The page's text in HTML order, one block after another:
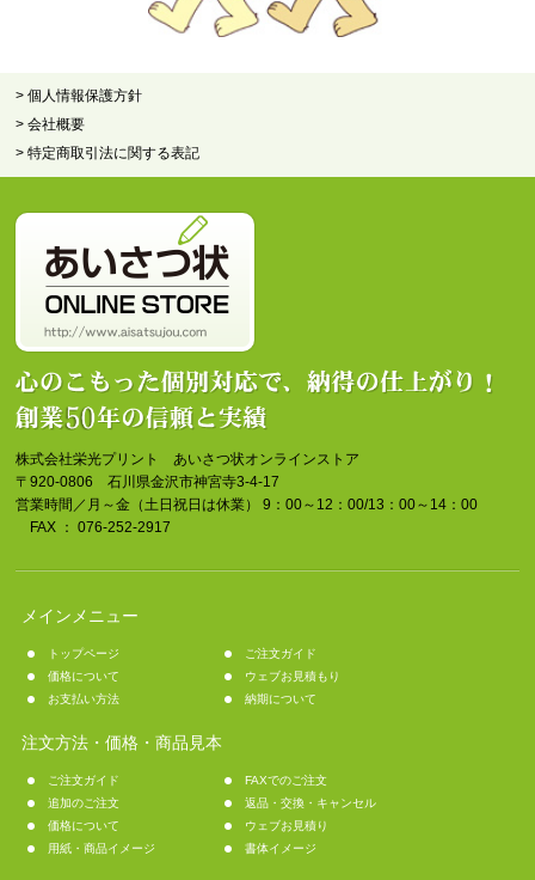
> 個人情報保護方針
> 会社概要
> 特定商取引法に関する表記
株式会社栄光プリント あいさつ状オンラインストア
〒920-0806 石川県金沢市神宮寺3-4-17
営業時間／月～金（土日祝日は休業） 9：00～12：00/13：00～14：00
FAX ： 076-252-2917
メインメニュー
トップページ
ご注文ガイド
価格について
ウェブお見積もり
お支払い方法
納期について
注文方法・価格・商品見本
ご注文ガイド
FAXでのご注文
追加のご注文
返品・交換・キャンセル
価格について
ウェブお見積り
用紙・商品イメージ
書体イメージ